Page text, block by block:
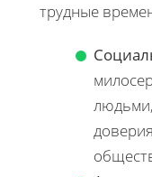
трудные